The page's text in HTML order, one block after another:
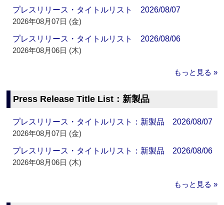
プレスリリース・タイトルリスト 2026/08/07
2026年08月07日 (金)
プレスリリース・タイトルリスト 2026/08/06
2026年08月06日 (木)
もっと見る »
Press Release Title List：新製品
プレスリリース・タイトルリスト：新製品 2026/08/07
2026年08月07日 (金)
プレスリリース・タイトルリスト：新製品 2026/08/06
2026年08月06日 (木)
もっと見る »